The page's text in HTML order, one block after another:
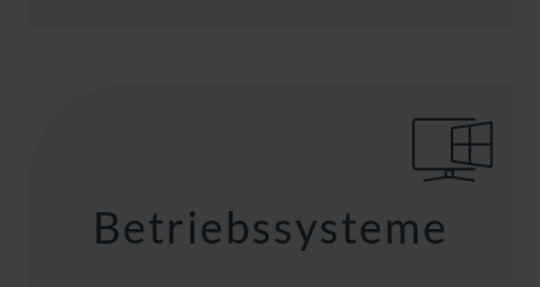
Betriebssysteme